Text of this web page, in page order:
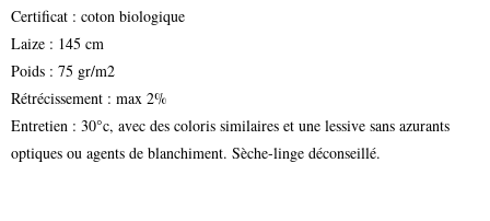
Certificat : coton biologique
Laize : 145 cm
Poids : 75 gr/m2
Rétrécissement : max 2%
Entretien : 30°c, avec des coloris similaires et une lessive sans azurants
optiques ou agents de blanchiment. Sèche-linge déconseillé.